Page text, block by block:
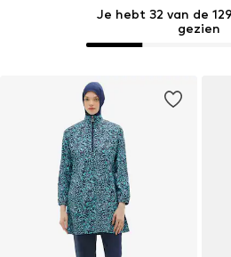
Je hebt 32 van de
gezien